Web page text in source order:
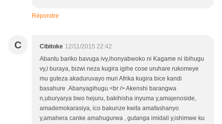
Répondre
C Cibitoke 12/11/2015 22:42
Abantu bariko bavuga ivy,ihonyabwoko ni Kagame ni ibihugu
vy,i buraya, bizwi neza kugira igihe cose uruhare rukomeye
mu guteza akaduruvayo muri Afrika kugira bice kandi
basahure .Abanyagihugu.<br /> Akenshi barangwa
n,uburyarya bwo hejuru, bakihisha inyuma y,amajenoside,
amademokarasiya, ico bakunze kwita amafashanyo
y,amahera canke amahugurwa , gutanga imidali y,ishimwe ku